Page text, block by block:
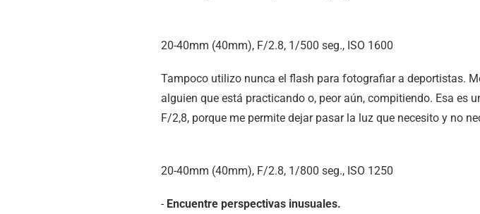
20-40mm (40mm), F/2.8, 1/500 seg., ISO 1600
Tampoco utilizo nunca el flash para fotografiar a deportistas.
alguien que está practicando o, peor aún, compitiendo. Esa es
F/2,8, porque me permite dejar pasar la luz que necesito y no
20-40mm (40mm), F/2.8, 1/800 seg., ISO 1250
- Encuentre perspectivas inusuales.